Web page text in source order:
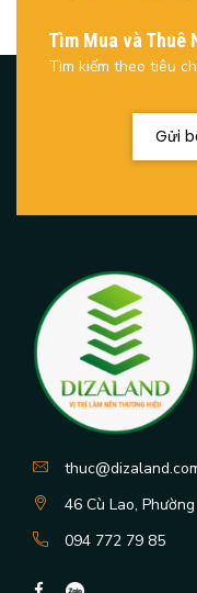
Tìm Mua và Thuê
Tìm kiếm theo tiêu
Gửi
46 Cù Lao,
094 772 79 85